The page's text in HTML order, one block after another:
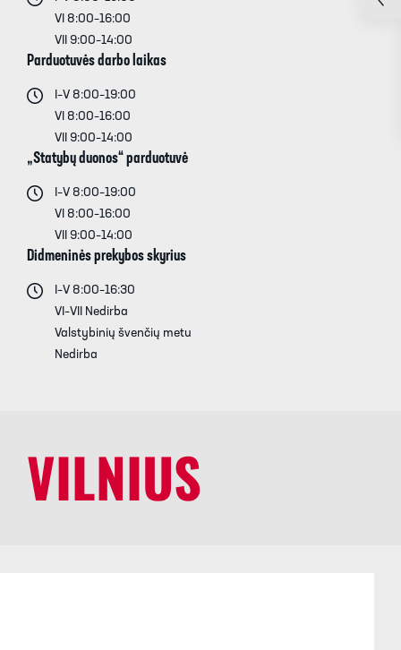
VI 8:00–16:00
VII 9:00–14:00
Parduotuvės darbo laikas
I–V 8:00–19:00
VI 8:00–16:00
VII 9:00–14:00
„Statybų duonos“ parduotuvė
I–V 8:00–19:00
VI 8:00–16:00
VII 9:00–14:00
Didmeninės prekybos skyrius
I–V 8:00–16:30
VI–VII Nedirba
Valstybinių švenčių metu
Nedirba
VILNIUS